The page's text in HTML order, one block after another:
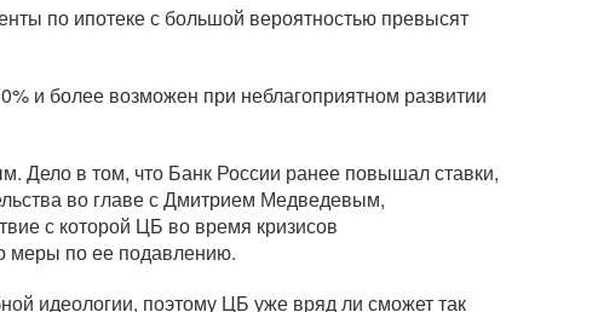
по ипотеке с большой вероятностью превысят
и более возможен при неблагоприятном развитии
Дело в том, что Банк России ранее повышал ставки,
во главе с Дмитрием Медведевым,
с которой ЦБ во время кризисов
меры по ее подавлению.
идеологии, поэтому ЦБ уже вряд ли сможет так